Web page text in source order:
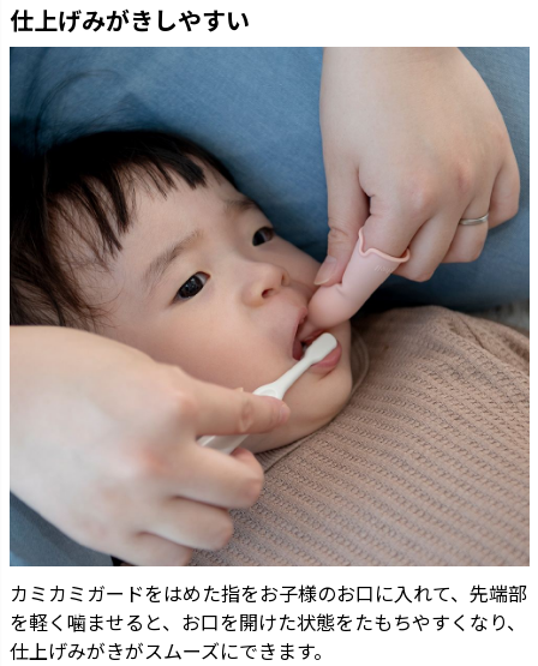
仕上げみがきしやすい
カミカミガードをはめた指をお子様のお口に入れて、先端部
を軽く噛ませると、お口を開けた状態をたもちやすくなり、
仕上げみがきがスムーズにできます。